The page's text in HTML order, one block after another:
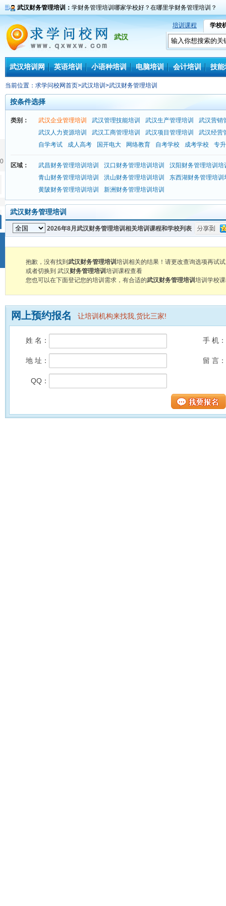
武汉财务管理培训： 学财务管理培训哪家学校好？在哪里学财务管理培训？
武汉
培训课程 学校
武汉培训网 英语培训 小语种培训 电脑培训 会计培训 技能
当前位置： 求学问校网首页>武汉培训 >武汉财务管理培训
按条件选择
类别： 武汉企业管理培训 武汉管理技能培训 武汉生产管理培训
武汉营销
武汉人力资源培训
武汉工商管理培训 武汉项目管理培训
武汉经营
自学考试
成人高考 国开电大 网络教育 自考学校 成考学校 专
区域： 武昌财务管理培训培训 汉口财务管理培训培训
汉阳财务管理培训培
青山财务管理培训培训
洪山财务管理培训培训
东西湖财务管理培训
黄陂财务管理培训培训
新洲财务管理培训培训
武汉财务管理培训
2026年8月武汉财务管理培训相关培训课程和学校列表
抱歉，没有找到 武汉财务管理培训 培训相关的结果！请更改查询选项再试
或者切换到 武汉财务管理培训 培训课程查看
您也可以在下面登记您的培训需求，有合适的武汉财务管理培训 培训学校
网上预约报名 让培训机构来找我,货比三家!
姓 名： 手 机：
地 址： 留 言：
QQ：